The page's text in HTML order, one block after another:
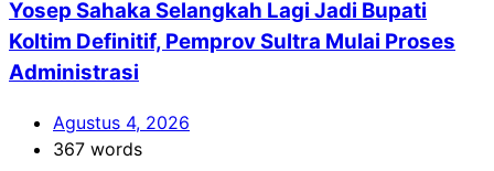
Yosep Sahaka Selangkah Lagi Jadi Bupati
Koltim Definitif, Pemprov Sultra Mulai Proses
Administrasi
Agustus 4, 2026
367 words